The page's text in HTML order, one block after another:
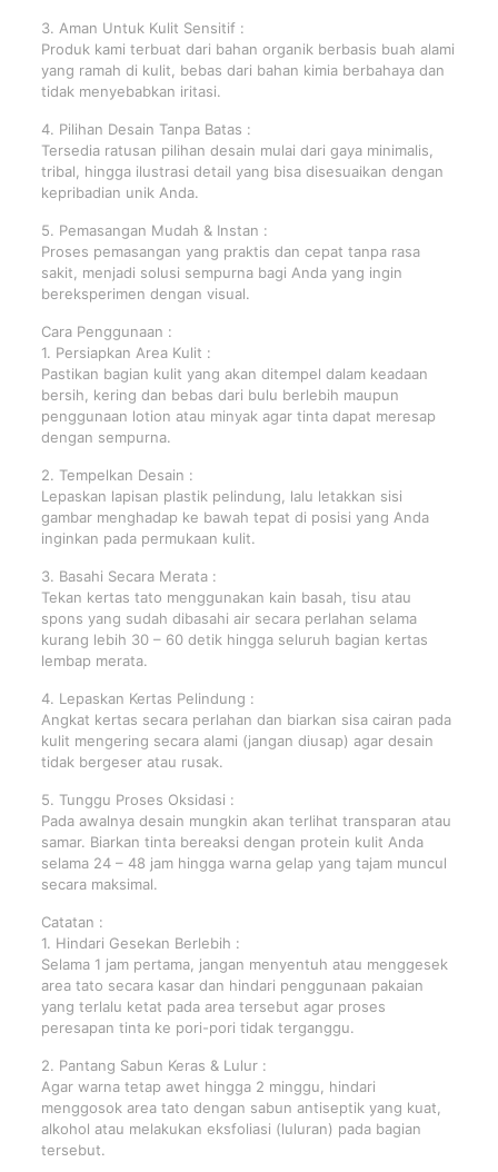
3. Aman Untuk Kulit Sensitif :
Produk kami terbuat dari bahan organik berbasis buah alami
yang ramah di kulit, bebas dari bahan kimia berbahaya dan
tidak menyebabkan iritasi.
4. Pilihan Desain Tanpa Batas :
Tersedia ratusan pilihan desain mulai dari gaya minimalis,
tribal, hingga ilustrasi detail yang bisa disesuaikan dengan
kepribadian unik Anda.
5. Pemasangan Mudah & Instan :
Proses pemasangan yang praktis dan cepat tanpa rasa
sakit, menjadi solusi sempurna bagi Anda yang ingin
bereksperimen dengan visual.
Cara Penggunaan :
1. Persiapkan Area Kulit :
Pastikan bagian kulit yang akan ditempel dalam keadaan
bersih, kering dan bebas dari bulu berlebih maupun
penggunaan lotion atau minyak agar tinta dapat meresap
dengan sempurna.
2. Tempelkan Desain :
Lepaskan lapisan plastik pelindung, lalu letakkan sisi
gambar menghadap ke bawah tepat di posisi yang Anda
inginkan pada permukaan kulit.
3. Basahi Secara Merata :
Tekan kertas tato menggunakan kain basah, tisu atau
spons yang sudah dibasahi air secara perlahan selama
kurang lebih 30 – 60 detik hingga seluruh bagian kertas
lembap merata.
4. Lepaskan Kertas Pelindung :
Angkat kertas secara perlahan dan biarkan sisa cairan pada
kulit mengering secara alami (jangan diusap) agar desain
tidak bergeser atau rusak.
5. Tunggu Proses Oksidasi :
Pada awalnya desain mungkin akan terlihat transparan atau
samar. Biarkan tinta bereaksi dengan protein kulit Anda
selama 24 – 48 jam hingga warna gelap yang tajam muncul
secara maksimal.
Catatan :
1. Hindari Gesekan Berlebih :
Selama 1 jam pertama, jangan menyentuh atau menggesek
area tato secara kasar dan hindari penggunaan pakaian
yang terlalu ketat pada area tersebut agar proses
peresapan tinta ke pori-pori tidak terganggu.
2. Pantang Sabun Keras & Lulur :
Agar warna tetap awet hingga 2 minggu, hindari
menggosok area tato dengan sabun antiseptik yang kuat,
alkohol atau melakukan eksfoliasi (luluran) pada bagian
tersebut.